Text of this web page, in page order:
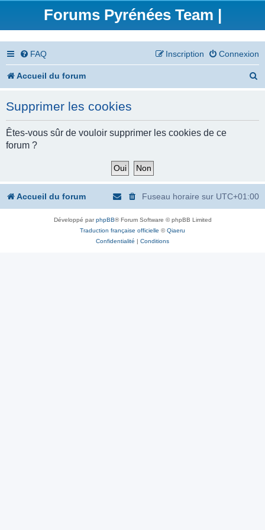
Forums Pyrénées Team |
FAQ Connexion
Inscription
Accueil du forum
c
Supprimer les cookies
Êtes-vous sûr de vouloir supprimer les cookies de ce
forum ?
Accueil du forum Fuseau horaire sur UTC+01:00
Développé parphpBB® Forum Software © phpBB Limited
Traduction française officielle ©Qiaeru
Confidentialité | Conditions